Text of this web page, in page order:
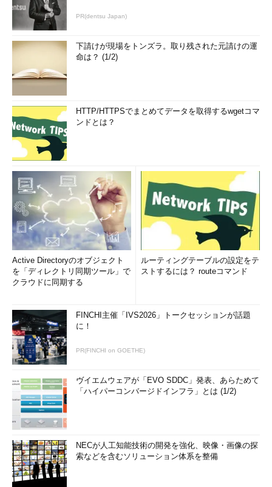
PR(dentsu Japan)
下請けが現場をトンズラ。取り残された元請けの運
命は？ (1/2)
HTTP/HTTPSでまとめてデータを取得するwgetコマ
ンドとは？
Active Directoryのオブジェクト
を「ディレクトリ同期ツール」で
クラウドに同期する
ルーティングテーブルの設定をテ
ストするには？ routeコマンド
FINCHI主催「IVS2026」トークセッションが話題
に！
PR(FINCHI on GOETHE)
ヴイエムウェアが「EVO SDDC」発表、あらためて
「ハイパーコンバージドインフラ」とは (1/2)
NECが人工知能技術の開発を強化、映像・画像の探
索などを含むソリューション体系を整備